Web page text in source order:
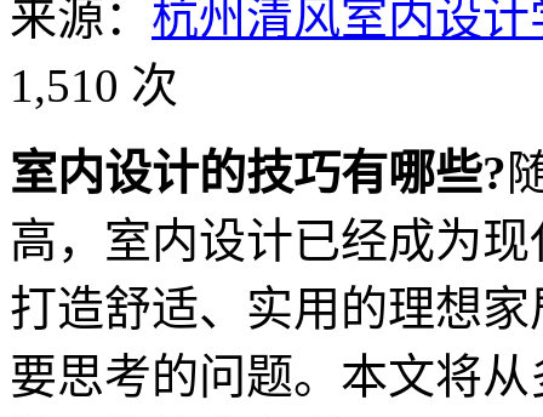
来源： 杭州清风室内设计
1,510 次
室内设计的技巧有哪些?
高，室内设计已经成为
打造舒适、实用的理想
要思考的问题。本文将